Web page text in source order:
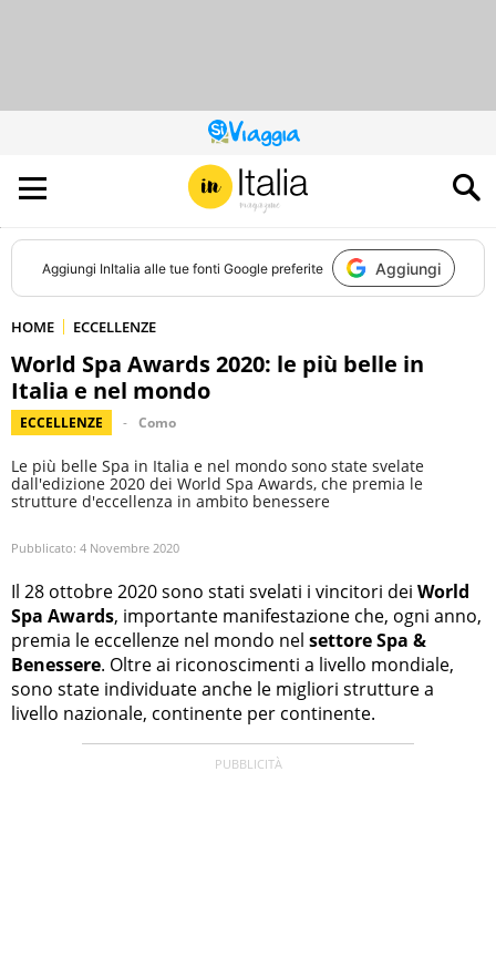
QUESTO
SITO
CONTRIBUISCE
ALL’AUDIENCE
DI
Aggiungi InItalia alle tue fonti Google preferite Aggiungi
HOME ECCELLENZE
World Spa Awards 2020: le più belle in
Italia e nel mondo
ECCELLENZE Como
Le più belle Spa in Italia e nel mondo sono state svelate
dall'edizione 2020 dei World Spa Awards, che premia le
strutture d'eccellenza in ambito benessere
Pubblicato: 4 Novembre 2020
Il 28 ottobre 2020 sono stati svelati i vincitori dei World
Spa Awards, importante manifestazione che, ogni anno,
premia le eccellenze nel mondo nel settore Spa &
Benessere. Oltre ai riconoscimenti a livello mondiale,
sono state individuate anche le migliori strutture a
livello nazionale, continente per continente.